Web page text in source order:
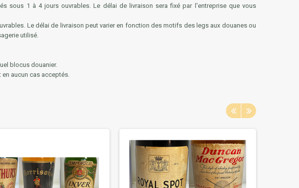
sous 1 à 4 jours ouvrables. Le délai de livraison sera fixé par l'entreprise que vous
Le délai de livraison peut varier en fonction des motifs des legs aux douanes ou
utilisé.
blocus douanier.
aucun cas acceptés.